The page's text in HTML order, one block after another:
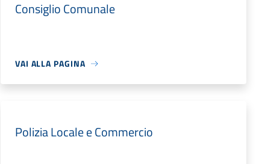
Consiglio Comunale
VAI ALLA PAGINA
Polizia Locale e Commercio